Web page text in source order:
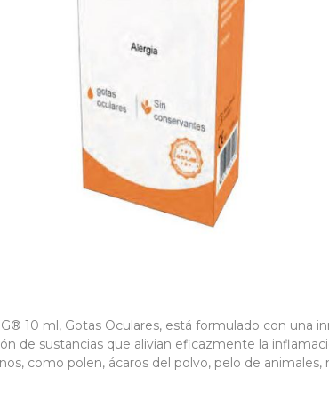
10 ml, Gotas Oculares, está formulado con una
de sustancias que alivian eficazmente la
como polen, ácaros del polvo, pelo de animales,